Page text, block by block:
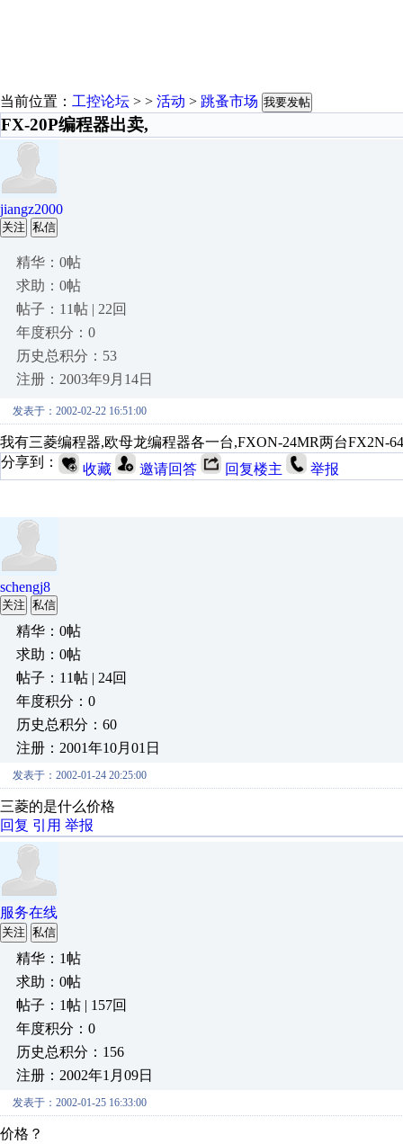
当前位置： 工控论坛 > > 活动 > 跳蚤市场 我要发帖
FX-20P编程器出卖,
jiangz2000
关注 私信
精华：0帖
求助：0帖
帖子：11帖 | 22回
年度积分：0
历史总积分：53
注册：2003年9月14日
发表于：2002-02-22 16:51:00
我有三菱编程器,欧母龙编程器各一台,FXON-24MR两台FX2N-
分享到：
收藏 邀请回答 回复楼主 举报
schengj8
关注 私信
精华：0帖
求助：0帖
帖子：11帖 | 24回
年度积分：0
历史总积分：60
注册：2001年10月01日
发表于：2002-01-24 20:25:00
三菱的是什么价格
回复 引用 举报
服务在线
关注 私信
精华：1帖
求助：0帖
帖子：1帖 | 157回
年度积分：0
历史总积分：156
注册：2002年1月09日
发表于：2002-01-25 16:33:00
价格？